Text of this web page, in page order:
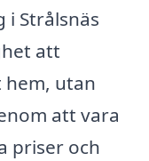
i Strålsnäs
att
utan
att vara
priser och